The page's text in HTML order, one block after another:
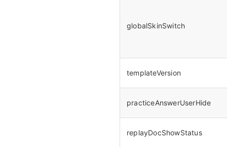
globalSkinSwitch
templateVersion
practiceAnswerUserHide
replayDocShowStatus